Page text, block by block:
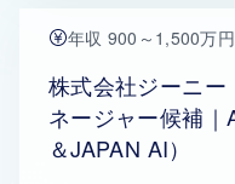
年収 900～1,500万円
株式会社ジーニ
ネージャー候補
＆JAPAN AI）